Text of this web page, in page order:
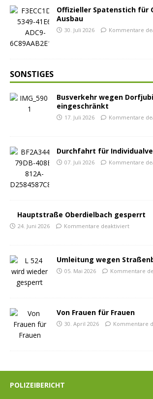
Offizieller Spatenstich für
Ausbau
30. Juli 2026 Kommentare
SONSTIGES
Busverkehr wegen
eingeschränkt
17. Juli 2026 Kommentare
Durchfahrt für
07. Juli 2026 Kommentare
Hauptstraße Oberdielbach gesperrt
24. Juni 2026 Kommentare deaktiviert
Umleitung wegen
05. Mai 2026 Kommentare
Von Frauen für Frauen
30. April 2026 Kommentare
POLIZEIBERICHT